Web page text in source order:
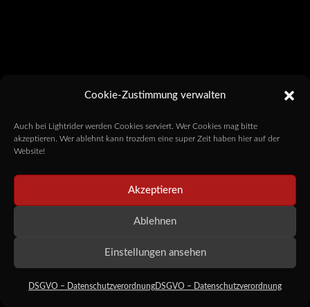
Cookie-Zustimmung verwalten
Auch bei Lightrider werden Cookies serviert. Wer Cookies mag bitte
akzeptieren. Wer ablehnt kann trozdem eine super Zeit haben hier auf der
Website!
Akzeptieren
Ablehnen
Einstellungen ansehen
DSGVO – Datenschutzverordnung DSGVO – Datenschutzverordnung